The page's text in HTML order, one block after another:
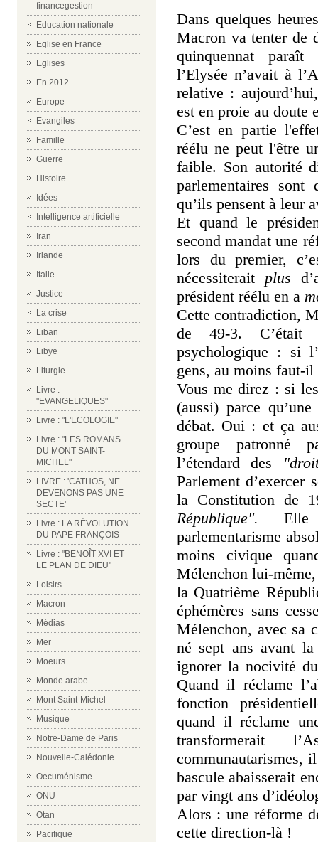
financegestion
Education nationale
Eglise en France
Eglises
En 2012
Europe
Evangiles
Famille
Guerre
Histoire
Idées
Intelligence artificielle
Iran
Irlande
Italie
Justice
La crise
Liban
Libye
Liturgie
Livre :
"EVANGELIQUES"
Livre : "L'ECOLOGIE"
Livre : "LES ROMANS
DU MONT SAINT-
MICHEL"
LIVRE : 'CATHOS, NE
DEVENONS PAS UNE
SECTE'
Livre : LA RÉVOLUTION
DU PAPE FRANÇOIS
Livre : "BENOÎT XVI ET
LE PLAN DE DIEU"
Loisirs
Macron
Médias
Mer
Moeurs
Monde arabe
Mont Saint-Michel
Musique
Notre-Dame de Paris
Nouvelle-Calédonie
Oecuménisme
ONU
Otan
Pacifique
Dans quelques
Macron va tenter de
quinquennat
l’Elysée n’avait à
relative :
est en proie au doute
C’est en partie
réélu ne peut l'être
faible. Son autorité
parlementaires
qu’ils pensent à leur
Et quand le
second mandat une
lors du premier,
nécessiterait plus
président réélu en a
Cette contradiction,
de 49-3. C’était
psychologique : si
gens, au moins faut-il
Vous me direz : si
(aussi) parce
débat. Oui : et ça
groupe patronné
l’étendard des
Parlement
la Constitution de
République". Elle
parlementarisme
moins civique
Mélenchon lui-
la Quatrième
éphémères sans
Mélenchon, avec sa
né sept ans avant
ignorer la nocivité
Quand il réclame
fonction
quand il réclame
transformerait
communautarismes,
bascule abaisserait
par vingt ans
Alors : une réforme
cette direction-là !